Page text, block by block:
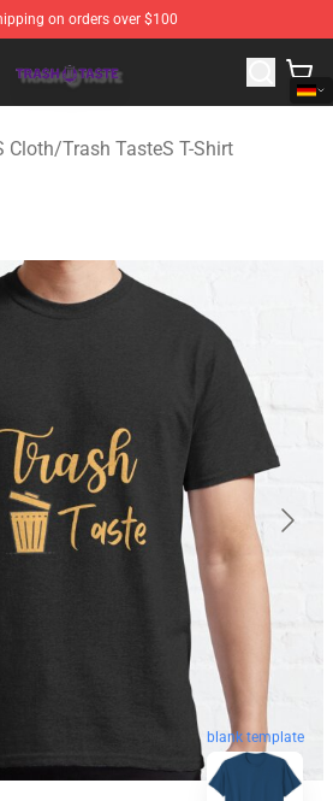
on orders over $100
- Official Trash Taste Merchandise
Cloth/Trash TasteS T-Shirt
blank template